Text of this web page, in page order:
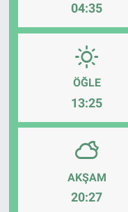
04:35
ÖĞLE
13:25
AKŞAM
20:27
YAŞAM
RESMİ İLAN